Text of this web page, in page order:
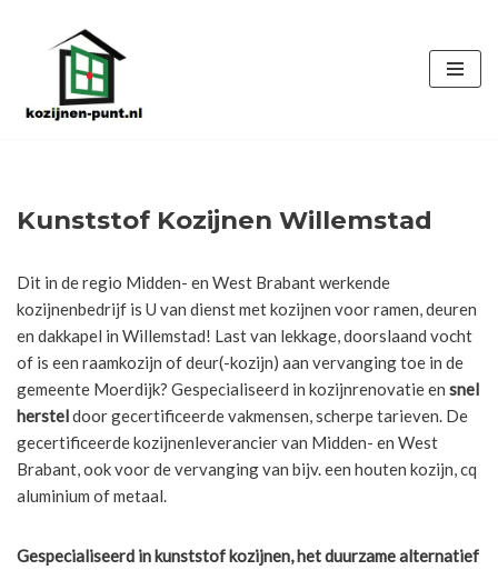
de
Kunststof Kozijnen Willemstad
Dit in de regio Midden- en West Brabant werkende
kozijnenbedrijf is U van dienst met kozijnen voor ramen, deuren
en dakkapel in Willemstad! Last van lekkage, doorslaand vocht
of is een raamkozijn of deur(-kozijn) aan vervanging toe in de
gemeente Moerdijk? Gespecialiseerd in kozijnrenovatie en snel
hersteldoor gecertificeerde vakmensen, scherpe tarieven. De
gecertificeerde kozijnenleverancier van Midden- en West
Brabant, ook voor de vervanging van bijv. een houten kozijn, cq
aluminium of metaal.
Gespecialiseerd in kunststof kozijnen, het duurzame alternatief